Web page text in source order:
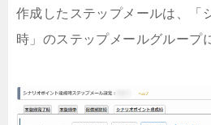
作成したステップメールは、「
時」のステップメールグループ